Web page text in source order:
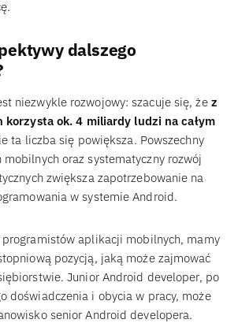
dalszego
niezwykle rozwojowy: szacuje się, że z
ok. 4 miliardy ludzi na całym
ta liczba się powiększa. Powszechny
oraz systematyczny rozwój
zwiększa zapotrzebowanie na
w systemie Android.
aplikacji mobilnych, mamy
pozycją, jaką może zajmować
Junior Android developer, po
doświadczenia i obycia w pracy, może
senior Android developera.